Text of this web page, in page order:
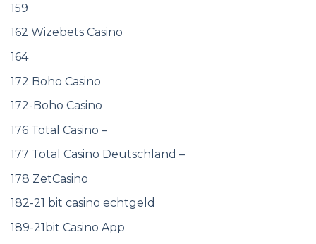
159
162 Wizebets Casino
164
172 Boho Casino
172-Boho Casino
176 Total Casino –
177 Total Casino Deutschland –
178 ZetCasino
182-21 bit casino echtgeld
189-21bit Casino App